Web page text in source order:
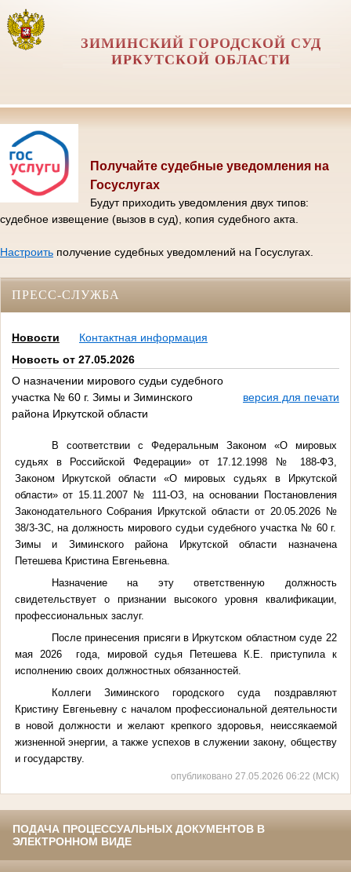
ЗИМИНСКИЙ ГОРОДСКОЙ СУД
ИРКУТСКОЙ ОБЛАСТИ
Получайте судебные уведомления на
Госуслугах
Будут приходить уведомления двух типов:
судебное извещение (вызов в суд), копия судебного акта.
Настроить получение судебных уведомлений на Госуслугах.
ПРЕСС-СЛУЖБА
Новости
Контактная информация
Новость от 27.05.2026
О назначении мирового судьи судебного
участка № 60 г. Зимы и Зиминского
района Иркутской области
версия для печати
В соответствии с Федеральным Законом «О мировых
судьях в Российской Федерации» от 17.12.1998 № 188-ФЗ,
Законом Иркутской области «О мировых судьях в Иркутской
области» от 15.11.2007 № 111-ОЗ, на основании Постановления
Законодательного Собрания Иркутской области от 20.05.2026 №
38/3-ЗС, на должность мирового судьи судебного участка № 60 г.
Зимы и Зиминского района Иркутской области назначена
Петешева Кристина Евгеньевна.
Назначение на эту ответственную должность
свидетельствует о признании высокого уровня квалификации,
профессиональных заслуг.
После принесения присяги в Иркутском областном суде 22
мая 2026
года, мировой судья Петешева К.Е. приступила к
исполнению своих должностных обязанностей.
Коллеги Зиминского городского суда поздравляют
Кристину Евгеньевну с началом профессиональной деятельности
в новой должности и желают крепкого здоровья, неиссякаемой
жизненной энергии, а также успехов в служении закону, обществу
и государству.
опубликовано 27.05.2026 06:22 (МСК)
ПОДАЧА ПРОЦЕССУАЛЬНЫХ ДОКУМЕНТОВ В
ЭЛЕКТРОННОМ ВИДЕ